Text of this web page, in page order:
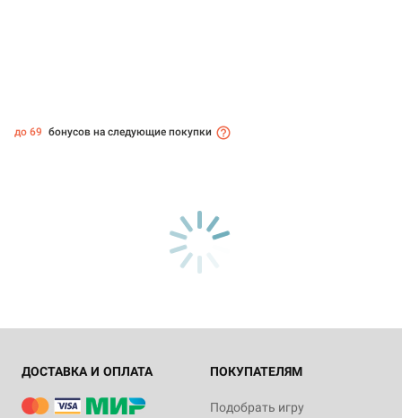
до 69 бонусов на следующие покупки
ДОСТАВКА И ОПЛАТА ПОКУПАТЕЛЯМ
Подобрать игру